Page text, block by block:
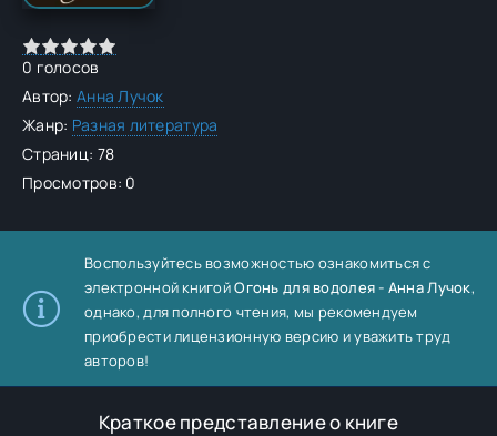
0 голосов
Автор: Анна Лучок
Жанр: Разная литература
Страниц: 78
Просмотров: 0
Воспользуйтесь возможностью ознакомиться с
электронной книгойОгонь для водолея - Анна Лучок,
однако, для полного чтения, мы рекомендуем
приобрести лицензионную версию и уважить труд
авторов!
Краткое представление о книге